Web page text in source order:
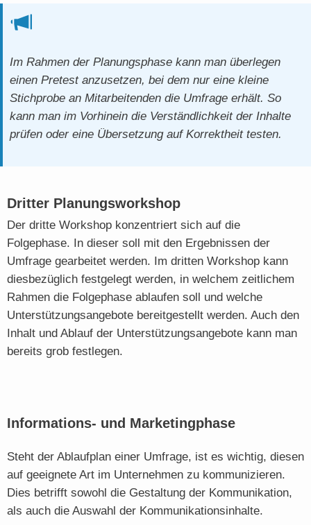
Im Rahmen der Planungsphase kann man überlegen
einen Pretest anzusetzen, bei dem nur eine kleine
Stichprobe an Mitarbeitenden die Umfrage erhält. So
kann man im Vorhinein die Verständlichkeit der Inhalte
prüfen oder eine Übersetzung auf Korrektheit testen.
Dritter Planungsworkshop
Der dritte Workshop konzentriert sich auf die
Folgephase. In dieser soll mit den Ergebnissen der
Umfrage gearbeitet werden. Im dritten Workshop kann
diesbezüglich festgelegt werden, in welchem zeitlichem
Rahmen die Folgephase ablaufen soll und welche
Unterstützungsangebote bereitgestellt werden. Auch den
Inhalt und Ablauf der Unterstützungsangebote kann man
bereits grob festlegen.
Informations- und Marketingphase
Steht der Ablaufplan einer Umfrage, ist es wichtig, diesen
auf geeignete Art im Unternehmen zu kommunizieren.
Dies betrifft sowohl die Gestaltung der Kommunikation,
als auch die Auswahl der Kommunikationsinhalte.